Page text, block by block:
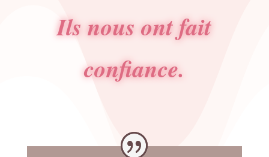
Ils nous ont fait
confiance.